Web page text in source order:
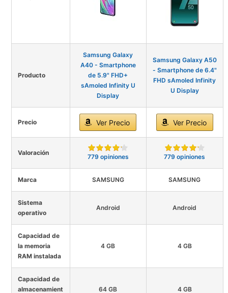
Producto
Samsung Galaxy
A40 - Smartphone
de 5.9" FHD+
sAmoled Infinity U
Display
Samsung Galaxy A50
- Smartphone de 6.4"
FHD sAmoled Infinity
U Display
Precio Ver Precio Ver Precio
Valoración
779 opiniones 779 opiniones
Marca SAMSUNG SAMSUNG
Sistema
operativo
Android Android
Capacidad de
la memoria
RAM instalada
4 GB 4 GB
Capacidad de
almacenamient
64 GB 4 GB